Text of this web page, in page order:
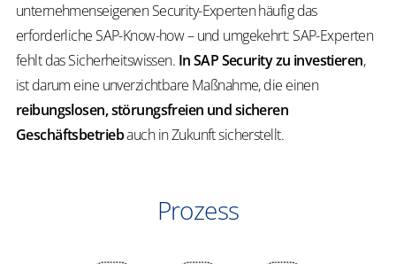
unternehmenseigenen Security-Experten häufig das
erforderliche SAP-Know-how – und umgekehrt: SAP-Experten
fehlt das Sicherheitswissen. In SAP Security zu investieren,
ist darum eine unverzichtbare Maßnahme, die einen
reibungslosen, störungsfreien und sicheren
Geschäftsbetriebauch in Zukunft sicherstellt.
Prozess